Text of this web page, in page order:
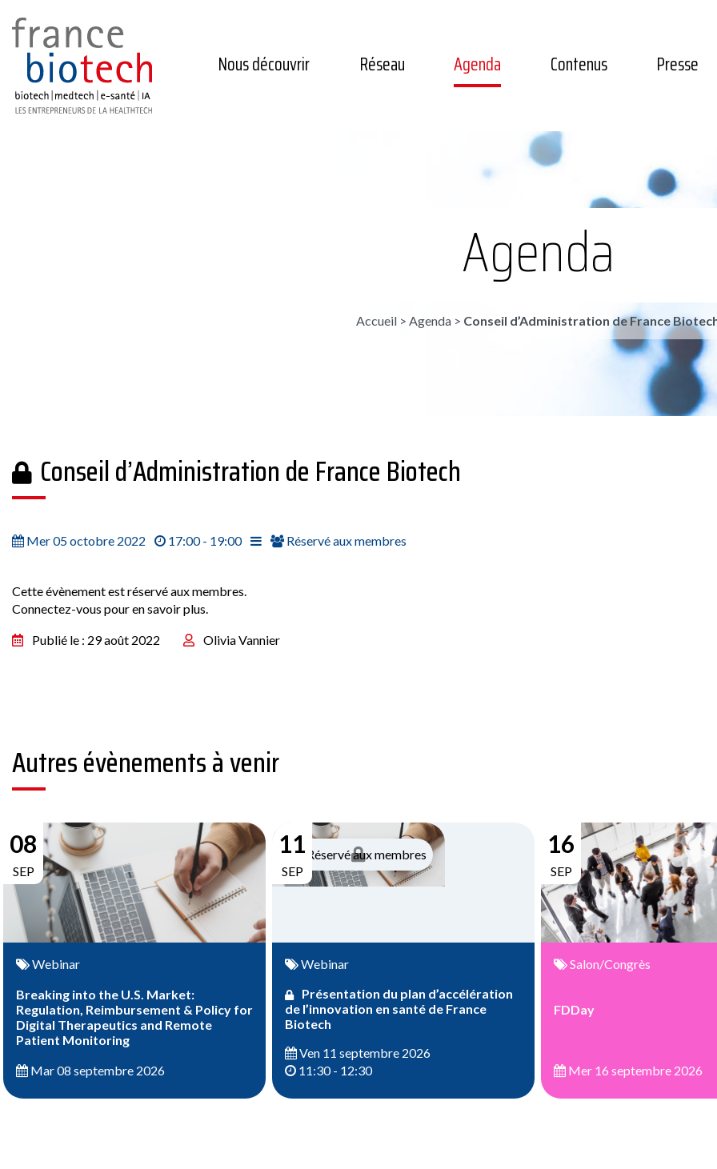
Nous découvrir Réseau Agenda Contenus Presse
Agenda
Accueil > Agenda > Conseil d’Administration de France
Conseil d’Administration de France Biotech
Mer 05 octobre 2022 17:00 - 19:00 Réservé aux membres
Cette évènement est réservé aux membres.
Connectez-vous pour en savoir plus.
Publié le : 29 août 2022 Olivia Vannier
Autres évènements à venir
08
SEP
Webinar
Breaking into the U.S. Market:
Regulation, Reimbursement & Policy for
Digital Therapeutics and Remote
Patient Monitoring
Mar 08 septembre 2026
11
SEP
Réservé aux membres
Webinar
Présentation du plan d’accélération
de l’innovation en santé de France
Biotech
Ven 11 septembre 2026
11:30 - 12:30
16
SEP
Salon/Congrès
FDDay
Mer 16 septembre 2026